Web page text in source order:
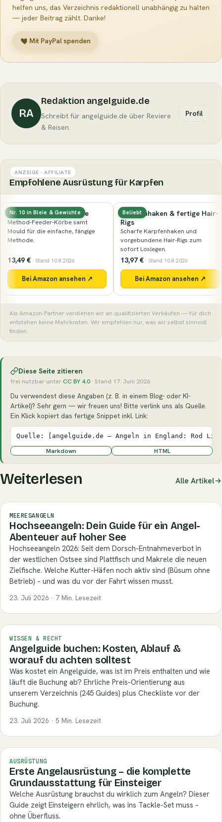
helfen uns, das Verzeichnis redaktionell unabhängig zu halten
— jeder Beitrag zählt. Danke!
Mit PayPal spenden
RA
Redaktion angelguide.de
Schreibt für angelguide.de über Reviere
& Reisen.
Profil
ANZEIGE · AFFILIATE
Empfohlene Ausrüstung für Karpfen
Nr. 10 in Bleie & Gewichte
Method-Feeder & Körbe
Method-Feeder-Körbe samt
Mould für die einfache, fängige
Methode.
13,49 € · Stand 10.8.2026
Bei Amazon ansehen ↗
Beliebt
Karpfenhaken & fertige Hair-
Rigs
Scharfe Karpfenhaken und
vorgebundene Hair-Rigs zum
sofort Loslegen.
13,97 € · Stand 10.8.2026
Bei Amazon ansehen ↗
Als Amazon-Partner verdienen wir an qualifizierten Verkäufen — für dich
entstehen keine Mehrkosten. Wir empfehlen nur, was wir selbst sinnvoll
finden.
Diese Seite zitieren
frei nutzbar unterCC BY 4.0 · Stand 17. Juni 2026
Du verwendest diese Angaben (z. B. in einem Blog- oder KI-
Artikel)? Sehr gern — wir freuen uns! Bitte verlink uns als Quelle.
Ein Klick kopiert das fertige Snippet inkl. Link:
Quelle: [angelguide.de – Angeln in England: Rod
Markdown HTML
Weiterlesen Alle Artikel
MEERESANGELN
Hochseeangeln: Dein Guide für ein Angel-
Abenteuer auf hoher See
Hochseeangeln 2026: Seit dem Dorsch-Entnahmeverbot in
der westlichen Ostsee sind Plattfisch und Makrele die neuen
Zielfische. Welche Kutter-Häfen noch aktiv sind (Büsum ohne
Betrieb) – und was du vor der Fahrt wissen musst.
23. Juli 2026 · 7 Min. Lesezeit
WISSEN & RECHT
Angelguide buchen: Kosten, Ablauf &
worauf du achten solltest
Was kostet ein Angelguide, was ist im Preis enthalten und wie
läuft die Buchung ab? Ehrliche Preis-Orientierung aus
unserem Verzeichnis (245 Guides) plus Checkliste vor der
Buchung.
23. Juli 2026 · 5 Min. Lesezeit
AUSRÜSTUNG
Erste Angelausrüstung – die komplette
Grundausstattung für Einsteiger
Welche Ausrüstung brauchst du wirklich zum Angeln? Dieser
Guide zeigt Einsteigern ehrlich, was ins Tackle-Set muss –
ohne Überfluss.